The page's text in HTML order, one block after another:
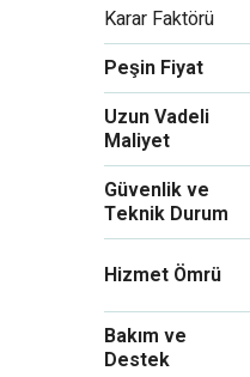
Karar Faktörü
Peşin Fiyat
Uzun Vadeli
Maliyet
Güvenlik ve
Teknik Durum
Hizmet Ömrü
Bakım ve
Destek